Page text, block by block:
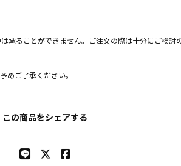
ることができません。ご注文の際は十分にご検討
めご了承ください。
この商品をシェアする